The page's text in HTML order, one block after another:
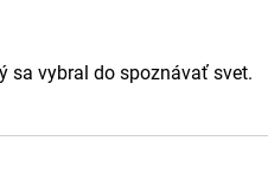
sa vybral do spoznávať svet.